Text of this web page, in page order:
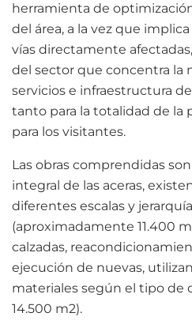
herramienta de
del área, a la vez que
vías directamente
del sector que concentra la
servicios e infraestructura
tanto para la totalidad de la
para los visitantes.
Las obras comprendidas
integral de las aceras,
diferentes escalas y
(aproximadamente 11.400
calzadas,
ejecución de nuevas,
materiales según el tipo de
14.500 m2).